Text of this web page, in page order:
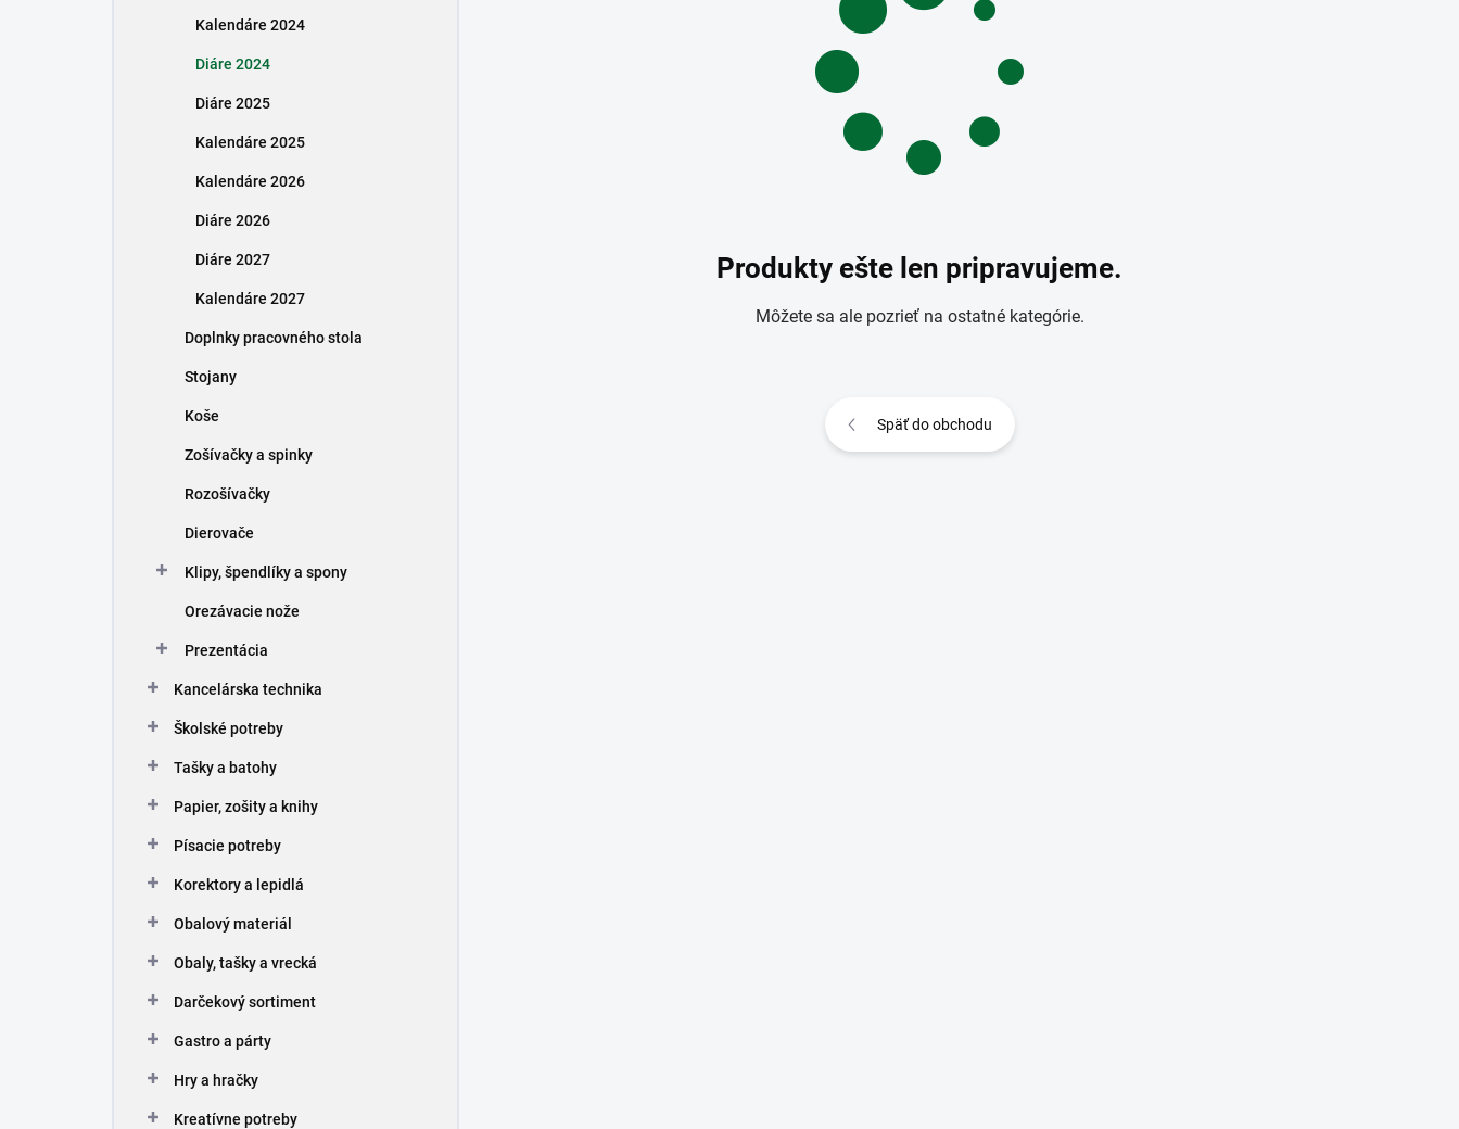
Kalendáre 2024
Diáre 2024
Diáre 2025
Kalendáre 2025
Kalendáre 2026
Diáre 2026
Diáre 2027
Kalendáre 2027
Doplnky pracovného stola
Stojany
Koše
Zošívačky a spinky
Rozošívačky
Dierovače
Klipy, špendlíky a spony
Orezávacie nože
Prezentácia
Kancelárska technika
Školské potreby
Tašky a batohy
Papier, zošity a knihy
Písacie potreby
Korektory a lepidlá
Obalový materiál
Obaly, tašky a vrecká
Darčekový sortiment
Gastro a párty
Hry a hračky
Kreatívne potreby
Produkty ešte len pripravujeme.
Môžete sa ale pozrieť na ostatné kategórie.
Späť do obchodu